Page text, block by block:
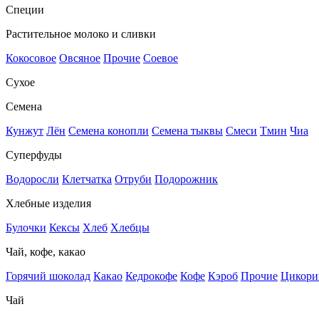
Специи
Растительное молоко и сливки
Кокосовое Овсяное Прочие Соевое
Сухое
Семена
Кунжут Лён Семена конопли Семена тыквы Смеси Тмин Чиа
Суперфуды
Водоросли Клетчатка Отруби Подорожник
Хлебные изделия
Булочки Кексы Хлеб Хлебцы
Чай, кофе, какао
Горячий шоколад Какао Кедрокофе Кофе Кэроб Прочие
Чай